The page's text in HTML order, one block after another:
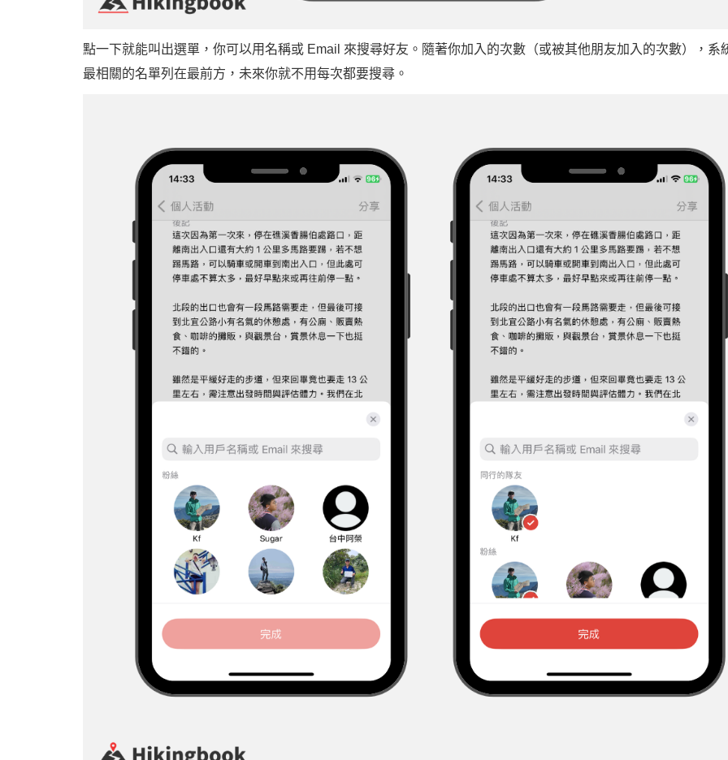
點一下就能叫出選單，你可以用名稱或 Email 來搜尋好友。隨著你加入的次數（或被其他朋友加入的次數），系
最相關的名單列在最前方，未來你就不用每次都要搜尋。